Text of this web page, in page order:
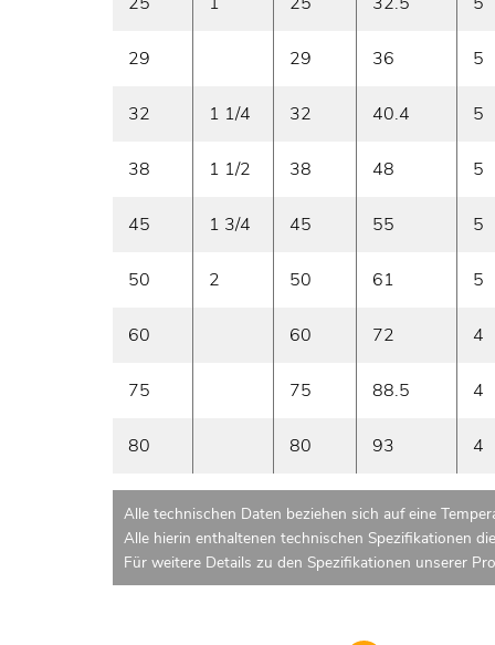
29 29 36 5
32 1 1/4 32 40.4 5
38 1 1/2 38 48 5
45 1 3/4 45 55 5
50 2 50 61 5
60 60 72 4
75 75 88.5 4
80 80 93 4
Alle technischen Daten beziehen sich auf eine
Alle hierin enthaltenen technischen Spezifikationen
Für weitere Details zu den Spezifikationen unserer